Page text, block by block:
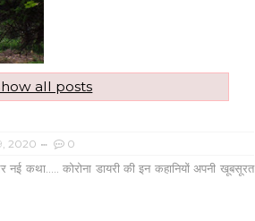
all posts
2020 0
कथा..... कोरोना डायरी की इन कहानियों अपनी खूबसूरत